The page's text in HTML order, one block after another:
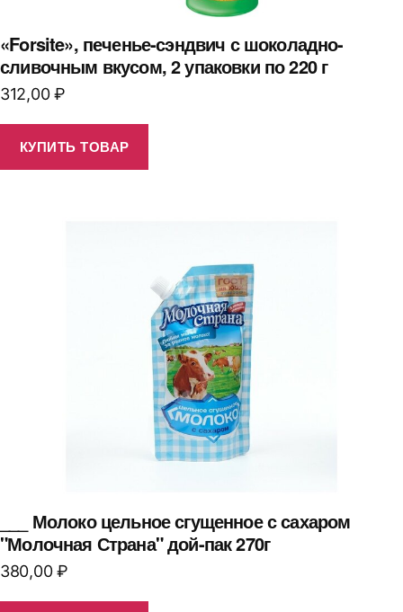
«Forsite», печенье-сэндвич с шоколадно-
сливочным вкусом, 2 упаковки по 220 г
312,00₽
КУПИТЬ ТОВАР
___ Молоко цельное сгущенное с сахаром
"Молочная Страна" дой-пак 270г
380,00₽